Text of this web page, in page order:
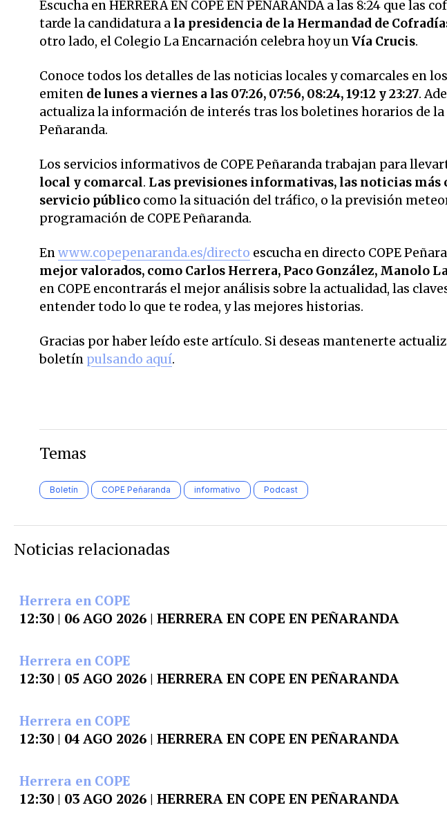
Escucha en HERRERA EN COPE EN PEÑARANDA a las 8:24 que las
tarde la candidatura a la presidencia de la Hermandad de
otro lado, el Colegio La Encarnación celebra hoy unVía Crucis.
Conoce todos los detalles de las noticias locales y comarcales en
emiten de lunes a viernes a las 07:26, 07:56, 08:24, 19:12 y 23:27.
actualiza la información de interés tras los boletines horarios de la
Peñaranda.
Los servicios informativos de COPE Peñaranda trabajan para
local y comarcal. Las previsiones informativas, las noticias más
servicio público como la situación del tráfico, o la previsión
programación de COPE Peñaranda.
Enwww.copepenaranda.es/directo escucha en directo COPE
mejor valorados, como Carlos Herrera, Paco González, Manolo
en COPE encontrarás el mejor análisis sobre la actualidad, las
entender todo lo que te rodea, y las mejores historias.
Gracias por haber leído este artículo. Si deseas mantenerte
boletín pulsando aquí.
Temas
Boletín COPE Peñaranda informativo Podcast
Noticias relacionadas
Herrera en COPE
12:30 | 06 AGO 2026 | HERRERA EN COPE EN PEÑARANDA
Herrera en COPE
12:30 | 05 AGO 2026 | HERRERA EN COPE EN PEÑARANDA
Herrera en COPE
12:30 | 04 AGO 2026 | HERRERA EN COPE EN PEÑARANDA
Herrera en COPE
12:30 | 03 AGO 2026 | HERRERA EN COPE EN PEÑARANDA